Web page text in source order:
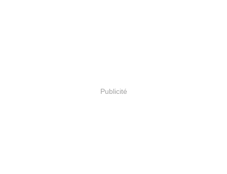
Publicité